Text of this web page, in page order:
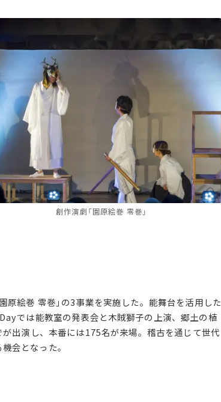
創作演劇「園原絵巻 零巻」
絵巻 零巻」の3事業を実施した。 能舞台を活用した
では能教室の発表会と木賊獅子の上演、郷土の植
出演し、本番には175名が来場。稽古を通じて世代
会となった。